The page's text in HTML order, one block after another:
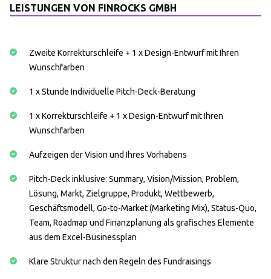
LEISTUNGEN VON FINROCKS GMBH
Zweite Korrekturschleife + 1 x Design-Entwurf mit Ihren
Wunschfarben
1 x Stunde Individuelle Pitch-Deck-Beratung
1 x Korrekturschleife + 1 x Design-Entwurf mit Ihren
Wunschfarben
Aufzeigen der Vision und Ihres Vorhabens
Pitch-Deck inklusive: Summary, Vision/Mission, Problem,
Lösung, Markt, Zielgruppe, Produkt, Wettbewerb,
Geschäftsmodell, Go-to-Market (Marketing Mix), Status-Quo,
Team, Roadmap und Finanzplanung als grafisches Elemente
aus dem Excel-Businessplan
Klare Struktur nach den Regeln des Fundraisings